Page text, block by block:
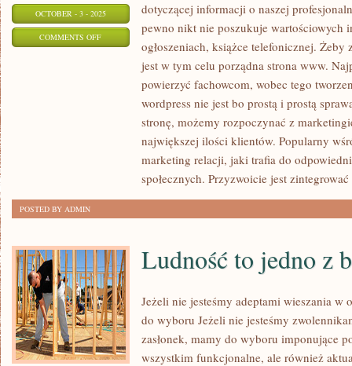
OCTOBER - 3 - 2025
COMMENTS OFFON
DZISIEJSZYCH
JAKICHKOLWIEK
dotyczącej informacji o naszej
pewno nikt nie poszukuje wartościowych
ogłoszeniach, książce telefonicznej.
jest w tym celu porządna strona www.
powierzyć fachowcom, wobec tego
wordpress nie jest bo prostą i prostą
stronę, możemy rozpoczynać z
największej ilości klientów. Popularny
marketing relacji, jaki trafia do
społecznych. Przyzwoicie jest
POSTED BY ADMIN
Ludność to jedno z
Jeżeli nie jesteśmy adeptami wieszania w
do wyboru Jeżeli nie jesteśmy
zasłonek, mamy do wyboru imponujące
wszystkim funkcjonalne, ale również